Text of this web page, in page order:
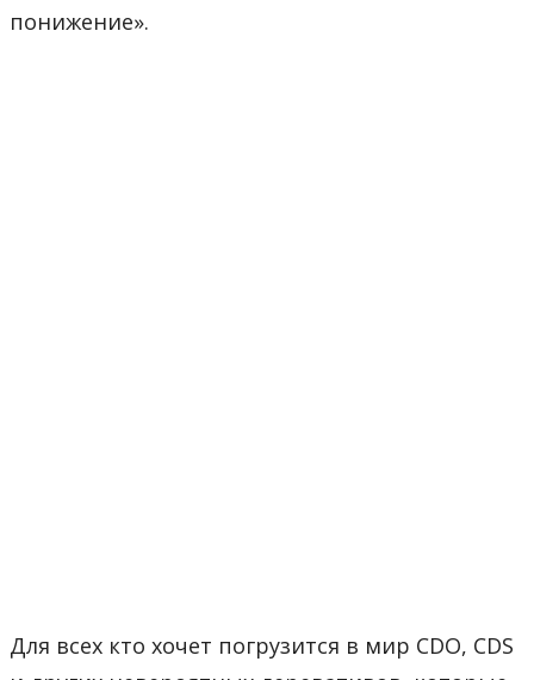
понижение».
Для всех кто хочет погрузится в мир CDO, CDS